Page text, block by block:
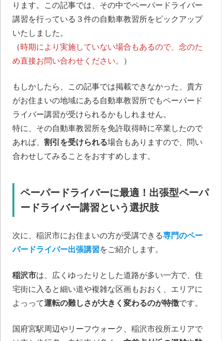
ります。この記事では、その中でペーパードライバー
講習を行っている３件の自動車教習所をピックアップ
いたしました。
（時期により実施していない場合もあるので、念のた
め直接お問い合わせください。
）
もしかしたら、この記事では掲載できなかった、貴方
がお住まいの地域にある自動車教習所でもペーパード
ライバー講習が受けられるかもしれません。
特に、その自動車教習所を免許取得時に卒業したので
あれば、 割引を受けられる場合もありますので、問い
合わせしてみることをおすすめします。
ペーパードライバーに最適！出張型ペーパ
ードライバー講習という選択肢
次に、稲沢市にお住まいの方が受講できる専門のペー
パードライバー出張講習をご紹介します。
稲沢市は、広くゆったりとした道路が多い一方で、住
宅街に入ると細い道や複雑な区画もおおく、エリアに
よっって運転の難しさが大きく変わるのが特徴です。
国府宮駅周辺やリーフウォーク、稲沢市役所エリアで